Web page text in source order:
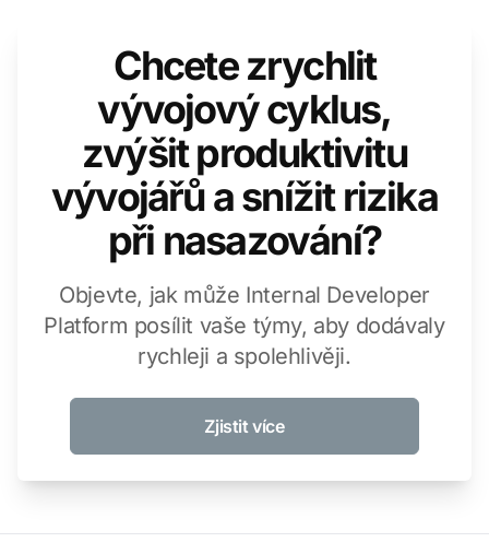
Chcete zrychlit
vývojový cyklus,
zvýšit produktivitu
vývojářů a snížit rizika
při nasazování?
Objevte, jak může Internal Developer
Platform posílit vaše týmy, aby dodávaly
rychleji a spolehlivěji.
Zjistit více